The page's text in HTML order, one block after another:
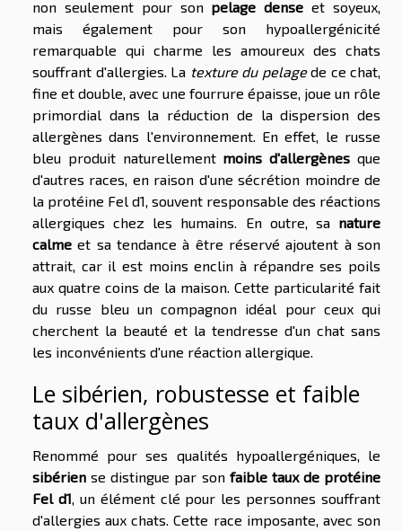
non seulement pour son pelage dense et soyeux,
mais également pour son hypoallergénicité
remarquable qui charme les amoureux des chats
souffrant d'allergies. La texture du pelagede ce chat,
fine et double, avec une fourrure épaisse, joue un rôle
primordial dans la réduction de la dispersion des
allergènes dans l'environnement. En effet, le russe
bleu produit naturellement moins d'allergènes que
d'autres races, en raison d'une sécrétion moindre de
la protéine Fel d1, souvent responsable des réactions
allergiques chez les humains. En outre, sa nature
calme et sa tendance à être réservé ajoutent à son
attrait, car il est moins enclin à répandre ses poils
aux quatre coins de la maison. Cette particularité fait
du russe bleu un compagnon idéal pour ceux qui
cherchent la beauté et la tendresse d'un chat sans
les inconvénients d'une réaction allergique.
Le sibérien, robustesse et faible
taux d'allergènes
Renommé pour ses qualités hypoallergéniques, le
sibérien se distingue par son faible taux de protéine
Fel d1 , un élément clé pour les personnes souffrant
d'allergies aux chats. Cette race imposante, avec son